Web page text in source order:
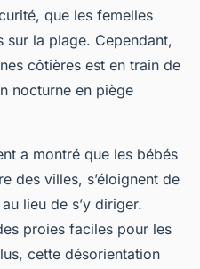
que les femelles
la plage. Cependant,
côtières est en train de
nocturne en piège
a montré que les bébés
des villes, s’éloignent de
lieu de s’y diriger.
proies faciles pour les
cette désorientation